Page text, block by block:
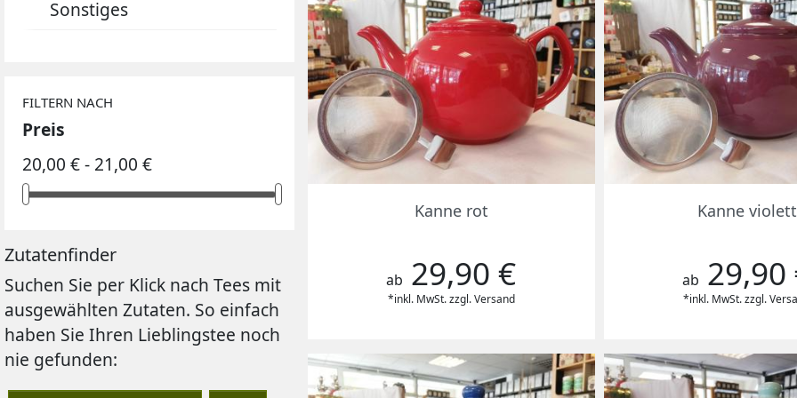
OOLONG TEE BEUTELTEES
Sonstiges
FILTERN NACH
Preis
20,00 € - 21,00 €
Zutatenfinder
Suchen Sie per Klick nach Tees mit
ausgewählten Zutaten. So einfach
haben Sie Ihren Lieblingstee noch
nie gefunden:
Vorschau
Kanne rot
Preis
ab 29,90 €
*inkl. MwSt. zzgl. Versand
Vorschau
Kanne violett
Preis
ab 29,90
*inkl. MwSt. zzgl.